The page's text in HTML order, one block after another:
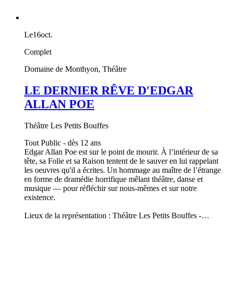
Le16oct.
Complet
Domaine de Monthyon, Théâtre
LE DERNIER RÊVE D'EDGAR
ALLAN POE
Théâtre Les Petits Bouffes
Tout Public - dès 12 ans
Edgar Allan Poe est sur le point de mourir. À l’intérieur de sa
tête, sa Folie et sa Raison tentent de le sauver en lui rappelant
les oeuvres qu'il a écrites. Un hommage au maître de l’étrange
en forme de dramédie horrifique mêlant théâtre, danse et
musique — pour réfléchir sur nous-mêmes et sur notre
existence.
Lieux de la représentation : Théâtre Les Petits Bouffes -…